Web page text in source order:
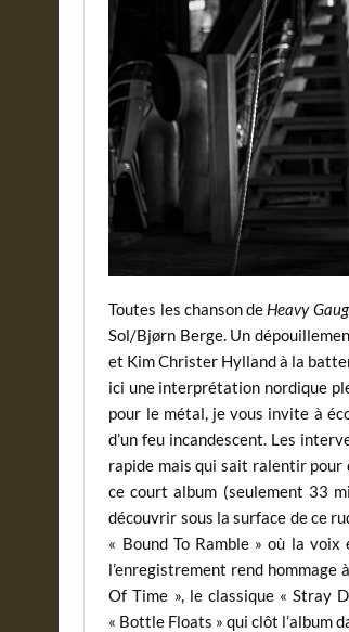
Toutes les chanson de Heavy
Sol/Bjørn Berge. Un
et Kim Christer Hylland à la
ici une interprétation nordique
pour le métal, je vous invite à
d’un feu incandescent. Les
rapide mais qui sait ralentir pour
ce court album (seulement 33
découvrir sous la surface de ce
« Bound To Ramble » où la
l’enregistrement rend
Of Time », le classique « Stray
« Bottle Floats » qui clôt l’album